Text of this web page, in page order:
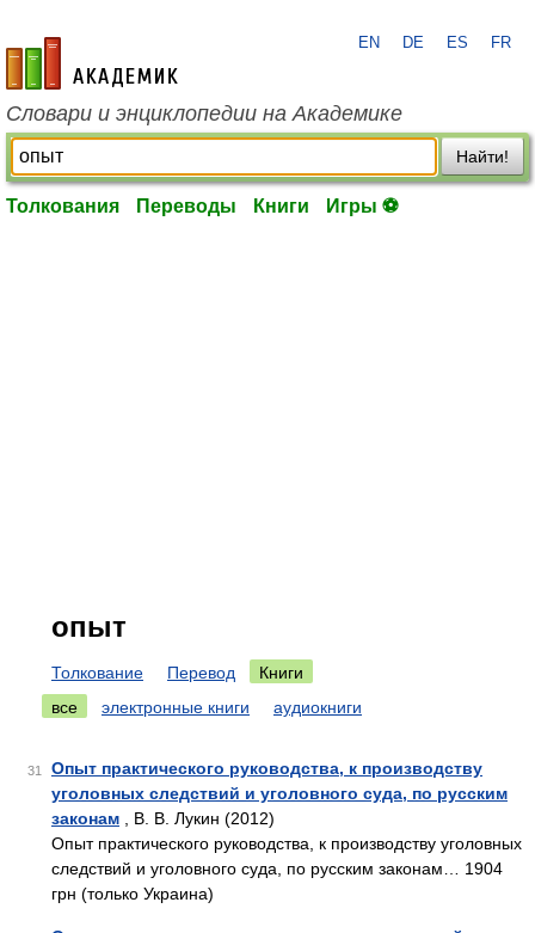
academic.ru
EN DE ES FR
Словари и энциклопедии на Академике
Найти!
Толкования Переводы Книги Игры ⚽
опыт
Толкование Перевод
Книги
все
электронные книги аудиокниги
31
Опыт практического руководства, к производству
уголовных следствий и уголовного суда, по русским
законам , В. В. Лукин (2012)
Опыт практического руководства, к производству уголовных
следствий и уголовного суда, по русским законам… 1904
грн (только Украина)